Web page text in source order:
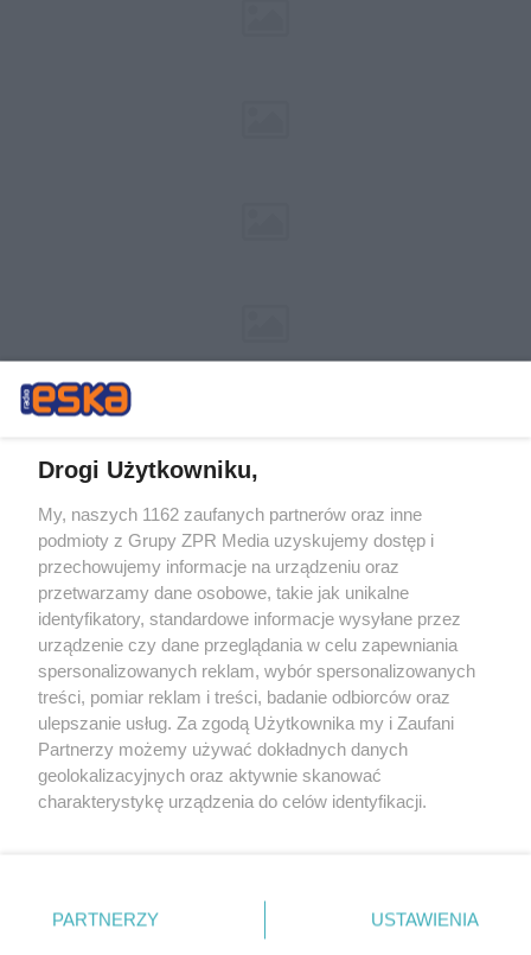
Żaden utwór zamieszczony w serwisie nie może być powielany i
rozpowszechniany lub dalej rozpowszechniany w jakikolwiek sposób (w
tym także elektroniczny lub mechaniczny) na jakimkolwiek polu
eksploatacji w jakiejkolwiek formie, włącznie z umieszczaniem w
Internecie bez pisemnej zgody właściciela praw. Jakiekolwiek użycie lub
wykorzystanie utworów w całości lub w części z naruszeniem prawa,
tzn. bez właściwej zgody, jest zabronione pod groźbą kary i może być
ścigane prawnie.
Drogi Użytkowniku,
My, naszych 1162 zaufanych partnerów oraz inne
podmioty z Grupy ZPR Media uzyskujemy dostęp i
przechowujemy informacje na urządzeniu oraz
przetwarzamy dane osobowe, takie jak unikalne
identyfikatory, standardowe informacje wysyłane przez
urządzenie czy dane przeglądania w celu zapewniania
spersonalizowanych reklam, wybór spersonalizowanych
treści, pomiar reklam i treści, badanie odbiorców oraz
ulepszanie usług. Za zgodą Użytkownika my i Zaufani
Partnerzy możemy używać dokładnych danych
geolokalizacyjnych oraz aktywnie skanować
charakterystykę urządzenia do celów identyfikacji.
zmienić/wycofać klikając przycisk ustawień prywatności
znajdujący się w lewym dolnym rogu strony
PARTNERZY USTAWIENIA